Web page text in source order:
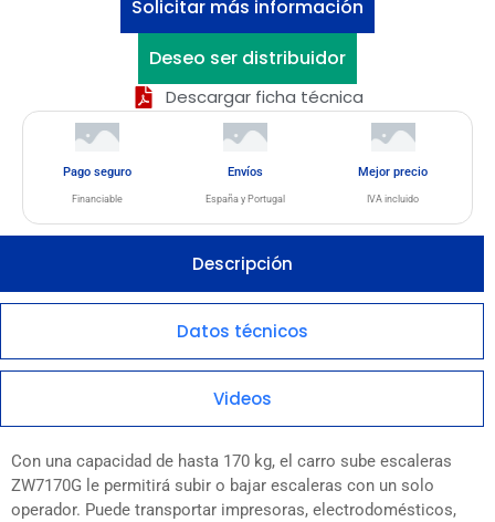
Solicitar más información
Deseo ser distribuidor
Descargar ficha técnica
Pago seguro
Financiable
Envíos
España y Portugal
Mejor precio
IVA incluido
Descripción
Datos técnicos
Videos
Con una capacidad de hasta 170 kg, el carro sube escaleras
ZW7170G le permitirá subir o bajar escaleras con un solo
operador. Puede transportar impresoras, electrodomésticos,